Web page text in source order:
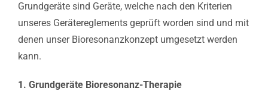
Grundgeräte sind Geräte, welche nach den Kriterien
unseres Gerätereglements geprüft worden sind und mit
denen unser Bioresonanzkonzept umgesetzt werden
kann.
1. Grundgeräte Bioresonanz-Therapie